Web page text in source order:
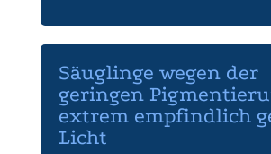
Säuglinge wegen der
geringen
extrem empfindlich
Licht